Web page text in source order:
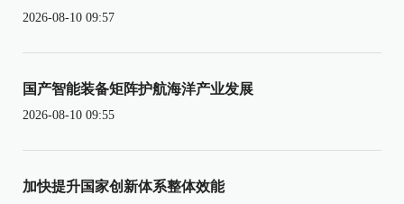
2026-08-10 09:57
国产智能装备矩阵护航海洋产业发展
2026-08-10 09:55
加快提升国家创新体系整体效能